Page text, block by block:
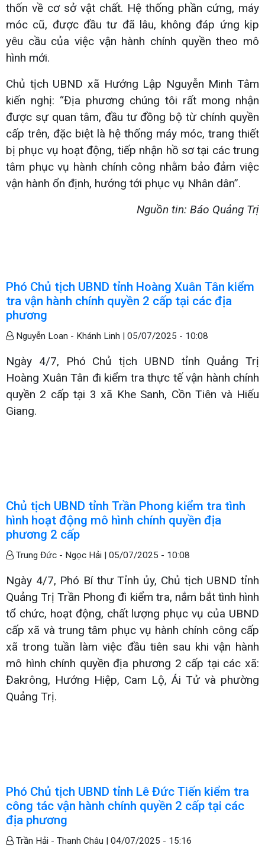
thốn về cơ sở vật chất. Hệ thống phần cứng, máy
móc cũ, được đầu tư đã lâu, không đáp ứng kịp
yêu cầu của việc vận hành chính quyền theo mô
hình mới.
Chủ tịch UBND xã Hướng Lập Nguyễn Minh Tâm
kiến nghị: “Địa phương chúng tôi rất mong nhận
được sự quan tâm, đầu tư đồng bộ từ chính quyền
cấp trên, đặc biệt là hệ thống máy móc, trang thiết
bị phục vụ hoạt động, tiếp nhận hồ sơ tại các trung
tâm phục vụ hành chính công nhằm bảo đảm việc
vận hành ổn định, hướng tới phục vụ Nhân dân”.
Nguồn tin: Báo Quảng Trị
Phó Chủ tịch UBND tỉnh Hoàng Xuân Tân kiểm
tra vận hành chính quyền 2 cấp tại các địa
phương
Nguyễn Loan - Khánh Linh | 05/07/2025 - 10:08
Ngày 4/7, Phó Chủ tịch UBND tỉnh Quảng Trị
Hoàng Xuân Tân đi kiểm tra thực tế vận hành chính
quyền 2 cấp tại 3 xã Khe Sanh, Cồn Tiên và Hiếu
Giang.
Chủ tịch UBND tỉnh Trần Phong kiểm tra tình
hình hoạt động mô hình chính quyền địa
phương 2 cấp
Trung Đức - Ngọc Hải | 05/07/2025 - 10:08
Ngày 4/7, Phó Bí thư Tỉnh ủy, Chủ tịch UBND tỉnh
Quảng Trị Trần Phong đi kiểm tra, nắm bắt tình hình
tổ chức, hoạt động, chất lượng phục vụ của UBND
cấp xã và trung tâm phục vụ hành chính công cấp
xã trong tuần làm việc đầu tiên sau khi vận hành
mô hình chính quyền địa phương 2 cấp tại các xã:
Đakrông, Hướng Hiệp, Cam Lộ, Ái Tử và phường
Quảng Trị.
Phó Chủ tịch UBND tỉnh Lê Đức Tiến kiểm tra
công tác vận hành chính quyền 2 cấp tại các
địa phương
Trần Hải - Thanh Châu | 04/07/2025 - 15:16